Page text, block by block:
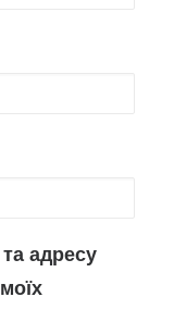
адресу